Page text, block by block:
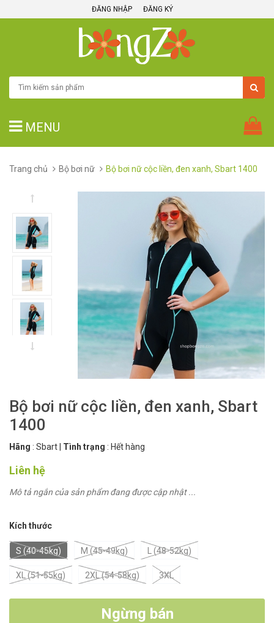
ĐĂNG NHẬP ĐĂNG KÝ
MENU
Trang chủ Bộ bơi nữ Bộ bơi nữ cộc liền, đen xanh, Sbart 1400
Bộ bơi nữ cộc liền, đen xanh, Sbart
1400
Hãng : Sbart Tình trạng : Hết hàng
Liên hệ
Mô tả ngắn của sản phẩm đang được cập nhật ...
Kích thước
S (40-45kg) M (45-49kg) L (48-52kg)
XL (51-55kg) 2XL (54-58kg) 3XL
Ngừng bán